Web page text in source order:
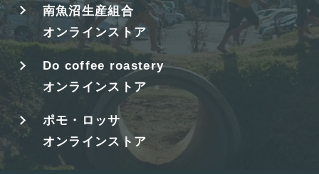
南魚沼生産組合
オンラインストア
Do coffee roastery
オンラインストア
ポモ・ロッサ
オンラインストア